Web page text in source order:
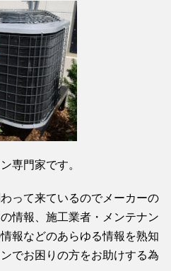
専門家です。
って来ているのでメーカーの
情報、施工業者・メンテナン
報などのあらゆる情報を熟知
でお困りの方をお助けする為